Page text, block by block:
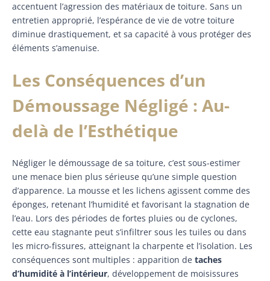
accentuent l’agression des matériaux de toiture. Sans un
entretien approprié, l’espérance de vie de votre toiture
diminue drastiquement, et sa capacité à vous protéger des
éléments s’amenuise.
Les Conséquences d’un
Démoussage Négligé : Au-
delà de l’Esthétique
Négliger le démoussage de sa toiture, c’est sous-estimer
une menace bien plus sérieuse qu’une simple question
d’apparence. La mousse et les lichens agissent comme des
éponges, retenant l’humidité et favorisant la stagnation de
l’eau. Lors des périodes de fortes pluies ou de cyclones,
cette eau stagnante peut s’infiltrer sous les tuiles ou dans
les micro-fissures, atteignant la charpente et l’isolation. Les
conséquences sont multiples : apparition de taches
d’humidité à l’intérieur, développement de moisissures